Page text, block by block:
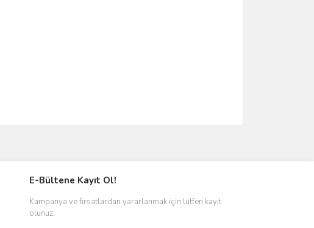
E-Bültene Kayıt Ol!
Kampanya ve fırsatlardan yararlanmak için lütfen kayıt
olunuz.